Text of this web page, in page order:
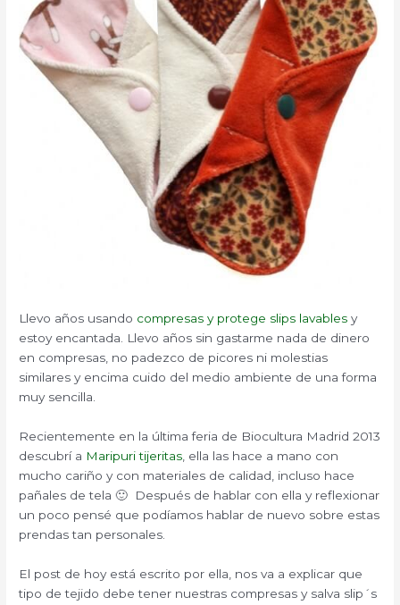
Llevo años usando compresas y protege slips lavables y
estoy encantada. Llevo años sin gastarme nada de dinero
en compresas, no padezco de picores ni molestias
similares y encima cuido del medio ambiente de una forma
muy sencilla.
Recientemente en la última feria de Biocultura Madrid 2013
descubrí a Maripuri tijeritas, ella las hace a mano con
mucho cariño y con materiales de calidad, incluso hace
pañales de tela 🙂 Después de hablar con ella y reflexionar
un poco pensé que podíamos hablar de nuevo sobre estas
prendas tan personales.
El post de hoy está escrito por ella, nos va a explicar que
tipo de tejido debe tener nuestras compresas y salva slip´s